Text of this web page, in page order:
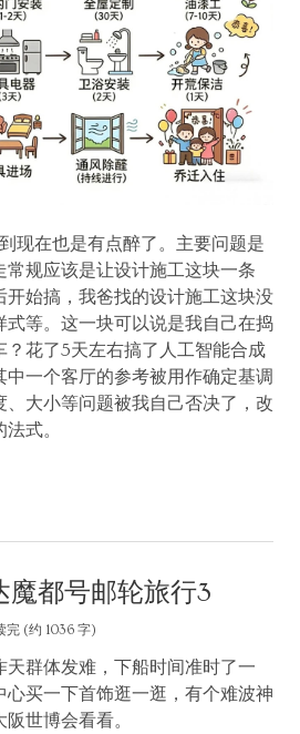
现在也是有点醉了。主要问题是
规应该是让设计施工这块一条
开始搞，我爸找的设计施工这块没
式等。这一块可以说是我自己在捣
？花了5天左右搞了人工智能合成
中一个客厅的参考被用作确定基调
、大小等问题被我自己否决了，改
式。
魔都号邮轮旅行3
完 (约 1036 字)
群体发难，下船时间准时了一
心买一下首饰逛一逛，有个难波神
世博会看看。